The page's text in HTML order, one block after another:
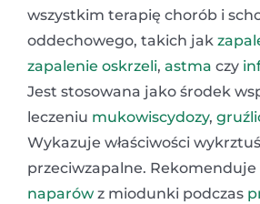
wszystkim terapię chorób i
oddechowego, takich jak
zapalenie oskrzeli, astma czy
Jest stosowana jako środek
leczeniu mukowiscydozy,
Wykazuje właściwości
przeciwzapalne. Rekomenduje
naparów z miodunki podczas